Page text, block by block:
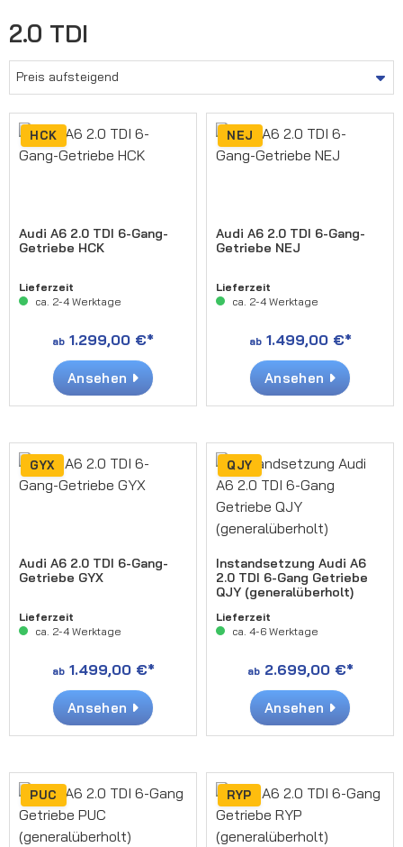
2.0 TDI
HCK
Audi A6 2.0 TDI 6-Gang-
Getriebe HCK
Lieferzeit
ca. 2-4 Werktage
ab 1.299,00 €*
Ansehen
NEJ
Audi A6 2.0 TDI 6-Gang-
Getriebe NEJ
Lieferzeit
ca. 2-4 Werktage
ab1.499,00 €*
Ansehen
GYX
Audi A6 2.0 TDI 6-Gang-
Getriebe GYX
Lieferzeit
ca. 2-4 Werktage
ab1.499,00 €*
Ansehen
QJY
Instandsetzung Audi A6
2.0 TDI 6-Gang Getriebe
QJY (generalüberholt)
Lieferzeit
ca. 4-6 Werktage
ab2.699,00 €*
Ansehen
PUC RYP